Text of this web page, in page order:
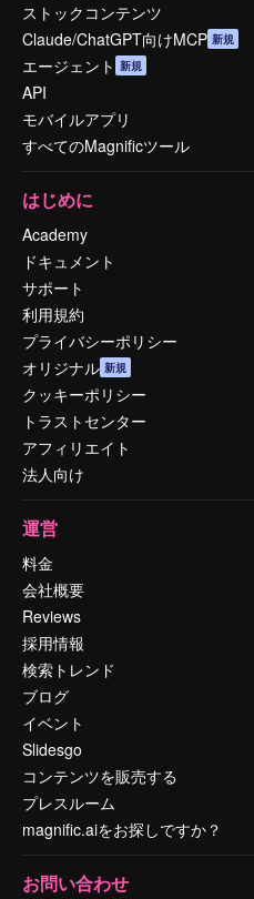
ストックコンテンツ
Claude/ChatGPT向けMCP 新規
エージェント 新規
API
モバイルアプリ
すべてのMagnificツール
はじめに
Academy
ドキュメント
サポート
利用規約
プライバシーポリシー
オリジナル 新規
クッキーポリシー
トラストセンター
アフィリエイト
法人向け
運営
料金
会社概要
Reviews
採用情報
検索トレンド
ブログ
イベント
Slidesgo
コンテンツを販売する
プレスルーム
magnific.aiをお探しですか？
お問い合わせ